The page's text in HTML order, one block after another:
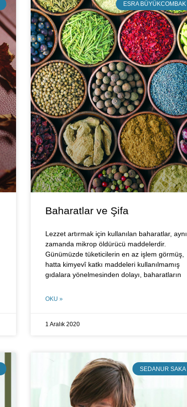
ESRA BÜYÜKCOMBAK
Baharatlar ve Şifa
Lezzet artırmak için kullanılan baharatlar, aynı
zamanda mikrop öldürücü maddelerdir.
Günümüzde tüketicilerin en az işlem görmüş,
hatta kimyevî katkı maddeleri kullanılmamış
gıdalara yönelmesinden dolayı, baharatların
OKU »
1 Aralık 2020
SEDANUR SAKA